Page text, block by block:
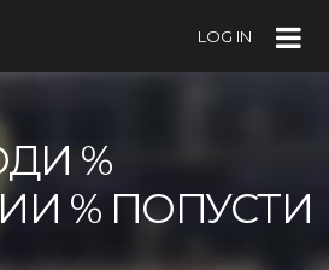
LOG IN
%
% ПОПУСТИ